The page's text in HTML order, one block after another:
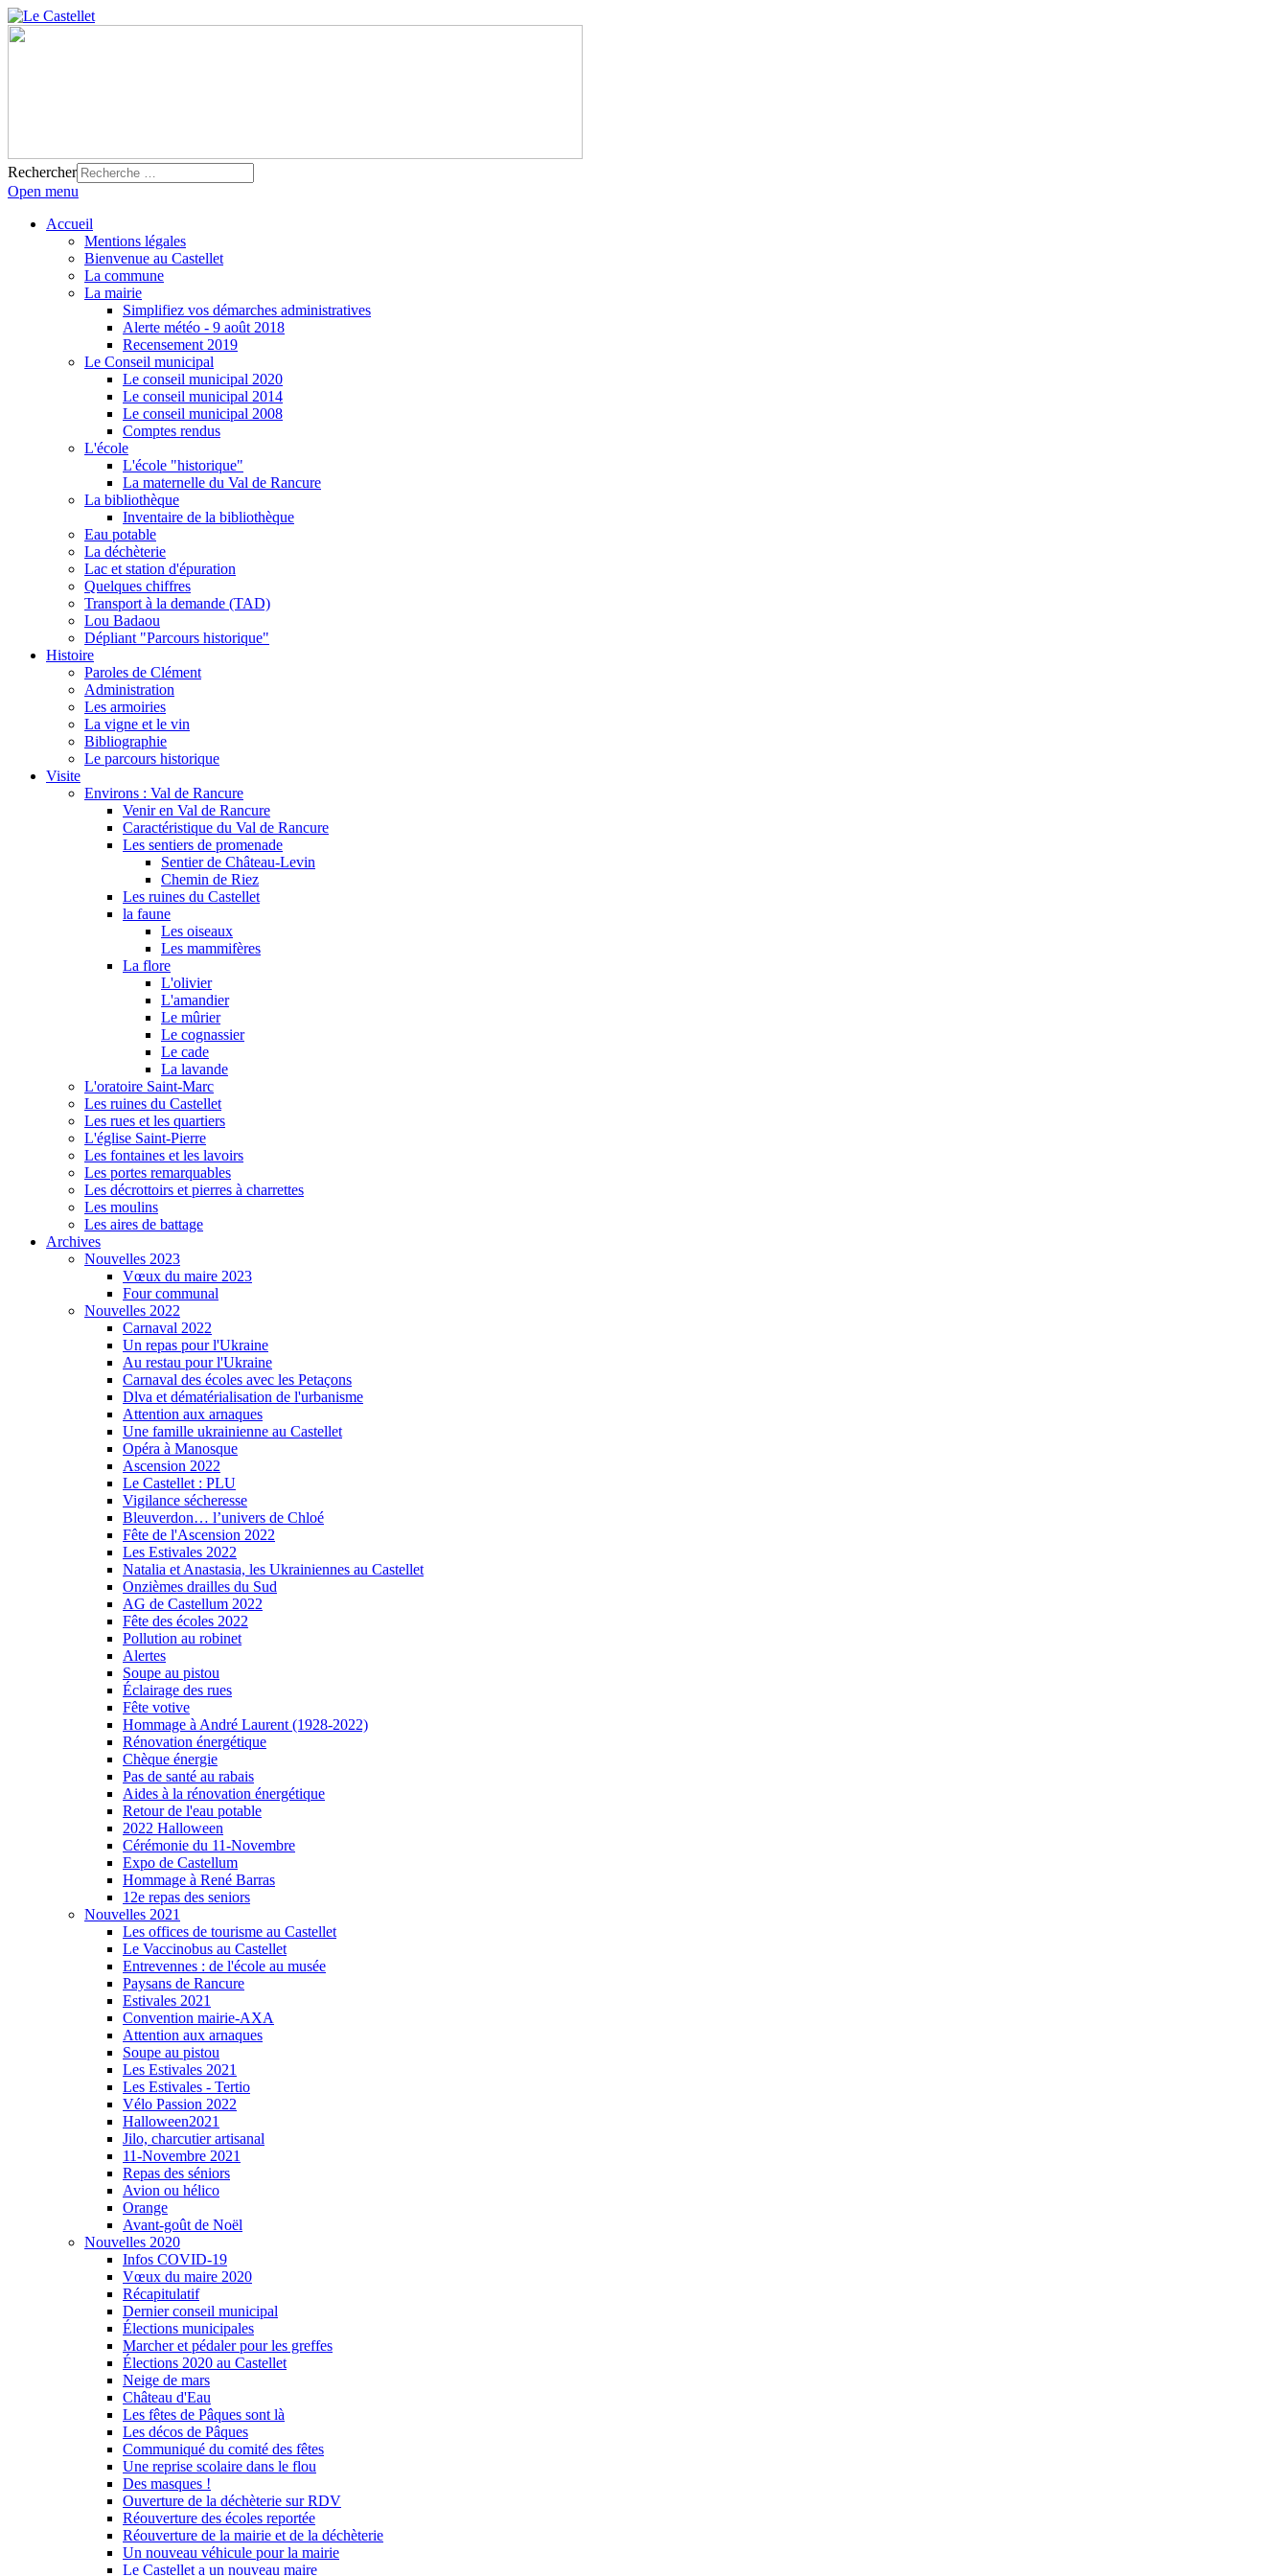
Rechercher
Open menu
Accueil
Mentions légales
Bienvenue au Castellet
La commune
La mairie
Simplifiez vos démarches administratives
Alerte météo - 9 août 2018
Recensement 2019
Le Conseil municipal
Le conseil municipal 2020
Le conseil municipal 2014
Le conseil municipal 2008
Comptes rendus
L'école
L'école "historique"
La maternelle du Val de Rancure
La bibliothèque
Inventaire de la bibliothèque
Eau potable
La déchèterie
Lac et station d'épuration
Quelques chiffres
Transport à la demande (TAD)
Lou Badaou
Dépliant "Parcours historique"
Histoire
Paroles de Clément
Administration
Les armoiries
La vigne et le vin
Bibliographie
Le parcours historique
Visite
Environs : Val de Rancure
Venir en Val de Rancure
Caractéristique du Val de Rancure
Les sentiers de promenade
Sentier de Château-Levin
Chemin de Riez
Les ruines du Castellet
la faune
Les oiseaux
Les mammifères
La flore
L'olivier
L'amandier
Le mûrier
Le cognassier
Le cade
La lavande
L'oratoire Saint-Marc
Les ruines du Castellet
Les rues et les quartiers
L'église Saint-Pierre
Les fontaines et les lavoirs
Les portes remarquables
Les décrottoirs et pierres à charrettes
Les moulins
Les aires de battage
Archives
Nouvelles 2023
Vœux du maire 2023
Four communal
Nouvelles 2022
Carnaval 2022
Un repas pour l'Ukraine
Au restau pour l'Ukraine
Carnaval des écoles avec les Petaçons
Dlva et dématérialisation de l'urbanisme
Attention aux arnaques
Une famille ukrainienne au Castellet
Opéra à Manosque
Ascension 2022
Le Castellet : PLU
Vigilance sécheresse
Bleuverdon… l’univers de Chloé
Fête de l'Ascension 2022
Les Estivales 2022
Natalia et Anastasia, les Ukrainiennes au Castellet
Onzièmes drailles du Sud
AG de Castellum 2022
Fête des écoles 2022
Pollution au robinet
Alertes
Soupe au pistou
Éclairage des rues
Fête votive
Hommage à André Laurent (1928-2022)
Rénovation énergétique
Chèque énergie
Pas de santé au rabais
Aides à la rénovation énergétique
Retour de l'eau potable
2022 Halloween
Cérémonie du 11-Novembre
Expo de Castellum
Hommage à René Barras
12e repas des seniors
Nouvelles 2021
Les offices de tourisme au Castellet
Le Vaccinobus au Castellet
Entrevennes : de l'école au musée
Paysans de Rancure
Estivales 2021
Convention mairie-AXA
Attention aux arnaques
Soupe au pistou
Les Estivales 2021
Les Estivales - Tertio
Vélo Passion 2022
Halloween2021
Jilo, charcutier artisanal
11-Novembre 2021
Repas des séniors
Avion ou hélico
Orange
Avant-goût de Noël
Nouvelles 2020
Infos COVID-19
Vœux du maire 2020
Récapitulatif
Dernier conseil municipal
Élections municipales
Marcher et pédaler pour les greffes
Élections 2020 au Castellet
Neige de mars
Château d'Eau
Les fêtes de Pâques sont là
Les décos de Pâques
Communiqué du comité des fêtes
Une reprise scolaire dans le flou
Des masques !
Ouverture de la déchèterie sur RDV
Réouverture des écoles reportée
Réouverture de la mairie et de la déchèterie
Un nouveau véhicule pour la mairie
Le Castellet a un nouveau maire